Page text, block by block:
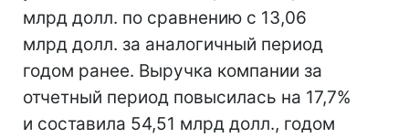
млрд долл. по сравнению с 13,06
млрд долл. за аналогичный период
годом ранее. Выручка компании за
отчетный период повысилась на 17,7%
и составила 54,51 млрд долл., годом